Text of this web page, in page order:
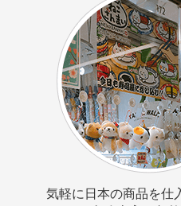
気軽に日本の商品を仕